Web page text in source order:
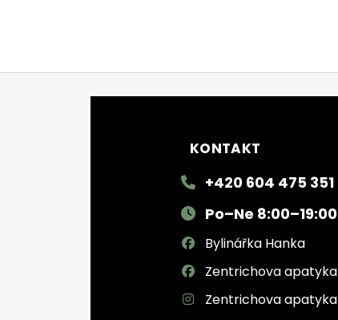
KONTAKT
+420 604 475 351
Po–Ne 8:00–19:00
Bylinářka Hanka
Zentrichova apatyka
Zentrichova apatyka